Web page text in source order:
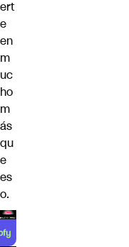
ert
e
en
m
uc
ho
m
ás
qu
e
es
o.